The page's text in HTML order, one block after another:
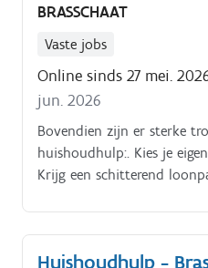
BRASSCHAAT
Vaste jobs
Online sinds 27 mei.
jun. 2026
Bovendien zijn er sterke
huishoudhulp:. Kies je
Krijg een schitterend
Huishoudhulp -